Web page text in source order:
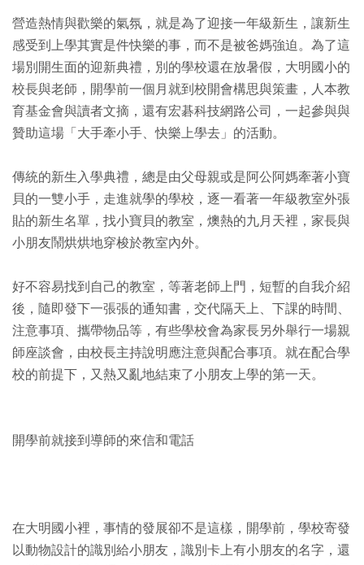
營造熱情與歡樂的氣氛，就是為了迎接一年級新生，讓新生
感受到上學其實是件快樂的事，而不是被爸媽強迫。為了這
場別開生面的迎新典禮，別的學校還在放暑假，大明國小的
校長與老師，開學前一個月就到校開會構思與策畫，人本教
育基金會與讀者文摘，還有宏碁科技網路公司，一起參與與
贊助這場「大手牽小手、快樂上學去」的活動。
傳統的新生入學典禮，總是由父母親或是阿公阿媽牽著小寶
貝的一雙小手，走進就學的學校，逐一看著一年級教室外張
貼的新生名單，找小寶貝的教室，燠熱的九月天裡，家長與
小朋友鬧烘烘地穿梭於教室內外。
好不容易找到自己的教室，等著老師上門，短暫的自我介紹
後，隨即發下一張張的通知書，交代隔天上、下課的時間、
注意事項、攜帶物品等，有些學校會為家長另外舉行一場親
師座談會，由校長主持說明應注意與配合事項。就在配合學
校的前提下，又熱又亂地結束了小朋友上學的第一天。
開學前就接到導師的來信和電話
在大明國小裡，事情的發展卻不是這樣，開學前，學校寄發
以動物設計的識別給小朋友，識別卡上有小朋友的名字，還